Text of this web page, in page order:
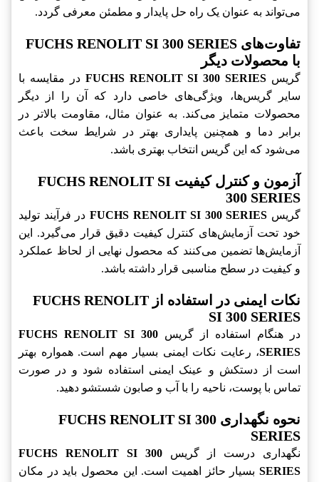
می‌تواند به عنوان یک راه حل پایدار و مطمئن معرفی گردد.
تفاوت‌های FUCHS RENOLIT SI 300 SERIES
با محصولات دیگر
گریس FUCHS RENOLIT SI 300 SERIES در مقایسه با
سایر گریس‌ها، ویژگی‌های خاصی دارد که آن را از دیگر
محصولات متمایز می‌کند. به عنوان مثال، مقاومت بالاتر در
برابر دما و همچنین پایداری بهتر در شرایط سخت باعث
می‌شود که این گریس انتخاب بهتری باشد.
آزمون و کنترل کیفیت FUCHS RENOLIT SI
300 SERIES
گریس FUCHS RENOLIT SI 300 SERIES در فرآیند تولید
خود تحت آزمایش‌های کنترل کیفیت دقیق قرار می‌گیرد. این
آزمایش‌ها تضمین می‌کنند که محصول نهایی از لحاظ عملکرد
و کیفیت در سطح مناسبی قرار داشته باشد.
نکات ایمنی در استفاده از FUCHS RENOLIT
SI 300 SERIES
در هنگام استفاده از گریس FUCHS RENOLIT SI 300
SERIES، رعایت نکات ایمنی بسیار مهم است. همواره بهتر
است از دستکش و عینک ایمنی استفاده شود و در صورت
تماس با پوست، ناحیه را با آب و صابون شستشو دهید.
نحوه نگهداری FUCHS RENOLIT SI 300
SERIES
نگهداری درست از گریس FUCHS RENOLIT SI 300
SERIES بسیار حائز اهمیت است. این محصول باید در مکان